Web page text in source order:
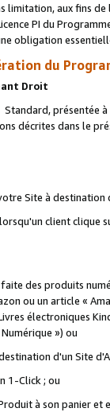
limitation, aux fins
PI du
obligation
du
Droit
présentée
décrites dans le
Site à destination
client
des produits
ou un article «
électroniques
») ou
d'un Site
1-Click ; ou
à son panier et